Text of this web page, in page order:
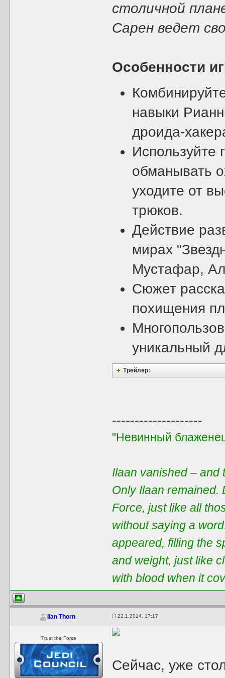
столичной
Сарен ведет
Особенности
навыки
дроида-
Используйте
обманывать
уходите от
трюков.
Действие
мирах
Мустафар,
Сюжет
похищения
уникальный
Трейлер:
--------------------
"Невинный
Ilaan vanished – and
Only Ilaan remained.
Force, just like all
without saying a
appeared, filling the
and weight, just like
with blood when it
Ilan Thorn 22.1.2014, 17:17
Trust the Force
Сейчас, уже